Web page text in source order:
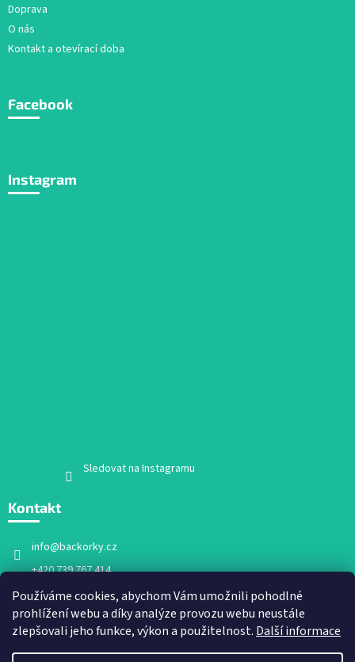
Používáme cookies, abychom Vám umožnili pohodlné
prohlížení webu a díky analýze provozu webu neustále
zlepšovali jeho funkce, výkon a použitelnost. Další informace
Doprava
O nás
Kontakt a otevírací doba
Facebook
Instagram
Sledovat na Instagramu
Kontakt
info@backorky.cz
+420 739 767 414
Facebook
backorky.cz